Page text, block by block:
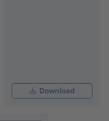
Download